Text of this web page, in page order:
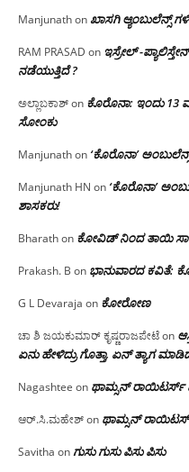
Manjunathonಖಾಸಗಿ ಆ್ಯಂಬುಲೆನ್ಸ್
RAM PRASAD on ಇಸ್ರೇಲ್ -
ನಡೆಯುತ್ತಿದೆ ?
ಅಲ್ಲಾಬಕಾಶ್on ಕೊರೊನಾ: ಇಂದು 13
ಸೋಂಕು
Manjunathon ‘ಕೊರೊನಾ’
Manjunath HN on ‘ಕೊರೊನಾ’
ಶಾಸಕರು!
Bharathon ಕೋವಿಡ್ ನಿಂದ ತಾಯಿ
Prakash. B on ಭಾನುವಾರದ ಕವಿತೆ:
G L Devaraja on ಕೋರೋಣ
ಚಾ ಶಿ ಜಯಕುಮಾರ್ ಕೃಷ್ಣರಾಜಪೇಟೆon
ಏನು ಹೇಳಿದ್ರು ಗೊತ್ತಾ, ಏನ್ ತ್ಯಾಗ
Nagashtee on ಥಾಮ್ಸನ್ ರಾಯಿಟರ್ಸ್
ಆರ್.ಸಿ.ಮಹೇಶ್on ಥಾಮ್ಸನ್
Savitha onಗುಸು ಗುಸು ಪಿಸು ಪಿಸು